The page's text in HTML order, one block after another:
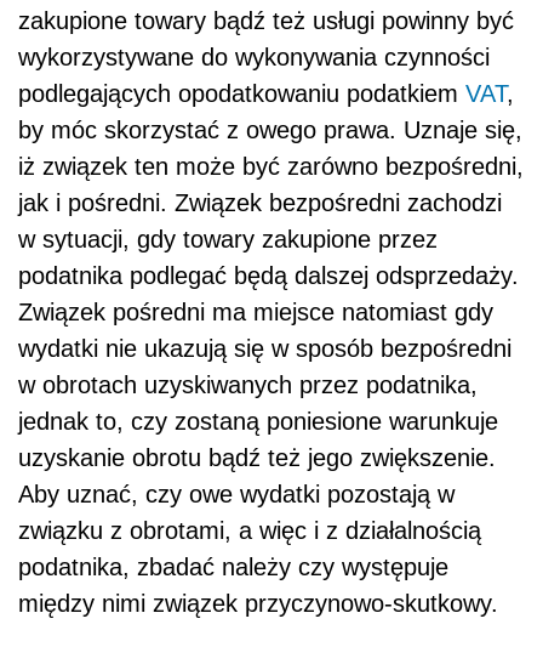
zakupione towary bądź też usługi powinny być
wykorzystywane do wykonywania czynności
podlegających opodatkowaniu podatkiem VAT,
by móc skorzystać z owego prawa. Uznaje się,
iż związek ten może być zarówno bezpośredni,
jak i pośredni. Związek bezpośredni zachodzi
w sytuacji, gdy towary zakupione przez
podatnika podlegać będą dalszej odsprzedaży.
Związek pośredni ma miejsce natomiast gdy
wydatki nie ukazują się w sposób bezpośredni
w obrotach uzyskiwanych przez podatnika,
jednak to, czy zostaną poniesione warunkuje
uzyskanie obrotu bądź też jego zwiększenie.
Aby uznać, czy owe wydatki pozostają w
związku z obrotami, a więc i z działalnością
podatnika, zbadać należy czy występuje
między nimi związek przyczynowo-skutkowy.